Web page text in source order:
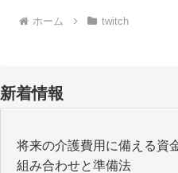
ホーム twitch
新着情報
将来の介護費用に備える
組み合わせと準備法